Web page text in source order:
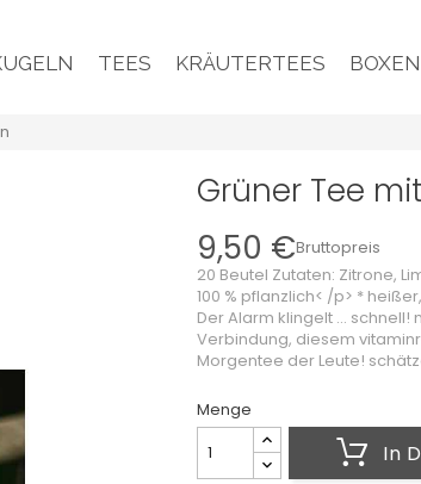
TEES KRÄUTERTEES BOXEN
Grüner Tee
9,50 €Bruttopreis
20 Beutel Zutaten: Zitrone,
100 % pflanzlich< /p> *
Der Alarm klingelt ...
Verbindung, diesem
Morgentee der Leute!
Menge
In